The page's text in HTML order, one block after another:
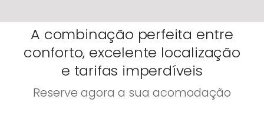
A combinação perfeita entre
conforto, excelente localização
e tarifas imperdíveis
Reserve agora a sua acomodação